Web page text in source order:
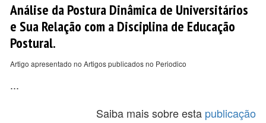
Análise da Postura Dinâmica de Universitários
e Sua Relação com a Disciplina de Educação
Postural.
Artigo apresentado no Artigos publicados no Periodico
...
Saiba mais sobre esta publicação